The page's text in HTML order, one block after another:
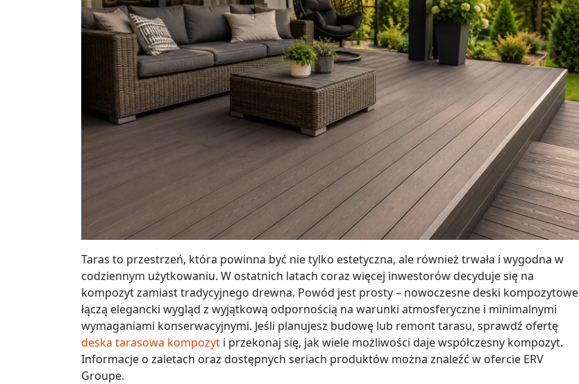
Taras to przestrzeń, która powinna być nie tylko estetyczna, ale również trwała i wygodna w
codziennym użytkowaniu. W ostatnich latach coraz więcej inwestorów decyduje się na
kompozyt zamiast tradycyjnego drewna. Powód jest prosty – nowoczesne deski kompozytowe
łączą elegancki wygląd z wyjątkową odpornością na warunki atmosferyczne i minimalnymi
wymaganiami konserwacyjnymi. Jeśli planujesz budowę lub remont tarasu, sprawdź ofertę
deska tarasowa kompozyt i przekonaj się, jak wiele możliwości daje współczesny kompozyt.
Informacje o zaletach oraz dostępnych seriach produktów można znaleźć w ofercie ERV
Groupe.